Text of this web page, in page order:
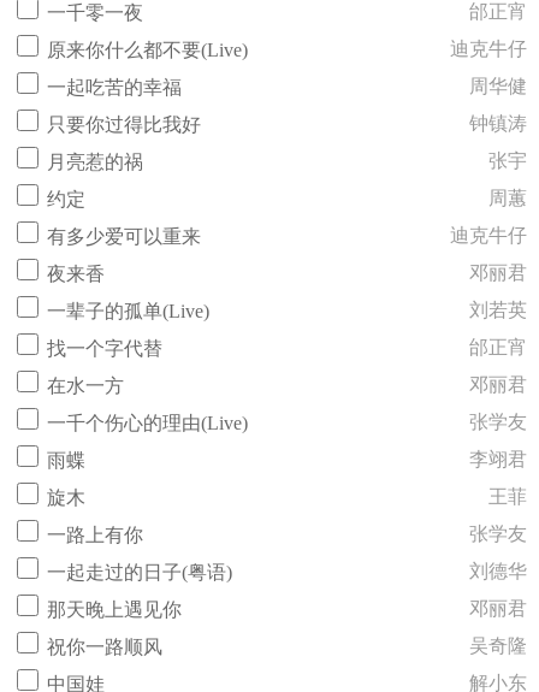
一千零一夜
邰正宵
原来你什么都不要(Live)
迪克牛仔
一起吃苦的幸福
周华健
只要你过得比我好
钟镇涛
月亮惹的祸
张宇
约定
周蕙
有多少爱可以重来
迪克牛仔
夜来香
邓丽君
一辈子的孤单(Live)
刘若英
找一个字代替
邰正宵
在水一方
邓丽君
一千个伤心的理由(Live)
张学友
雨蝶
李翊君
旋木
王菲
一路上有你
张学友
一起走过的日子(粤语)
刘德华
那天晚上遇见你
邓丽君
祝你一路顺风
吴奇隆
中国娃
解小东